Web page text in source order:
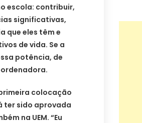
escola: contribuir,
significativas,
que eles têm e
de vida. Se a
potência, de
colocação
ter sido aprovada
na UEM. “Eu